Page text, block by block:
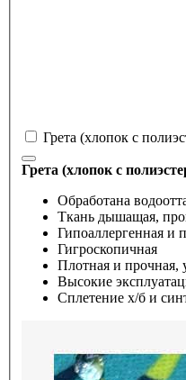
Грета (хлопок с
Грета (хлопок с
Обработана
Ткань дышащая,
Гипоаллергенная и
Гигроскопичная
Плотная и прочная,
Высокие
Сплетение х/б и